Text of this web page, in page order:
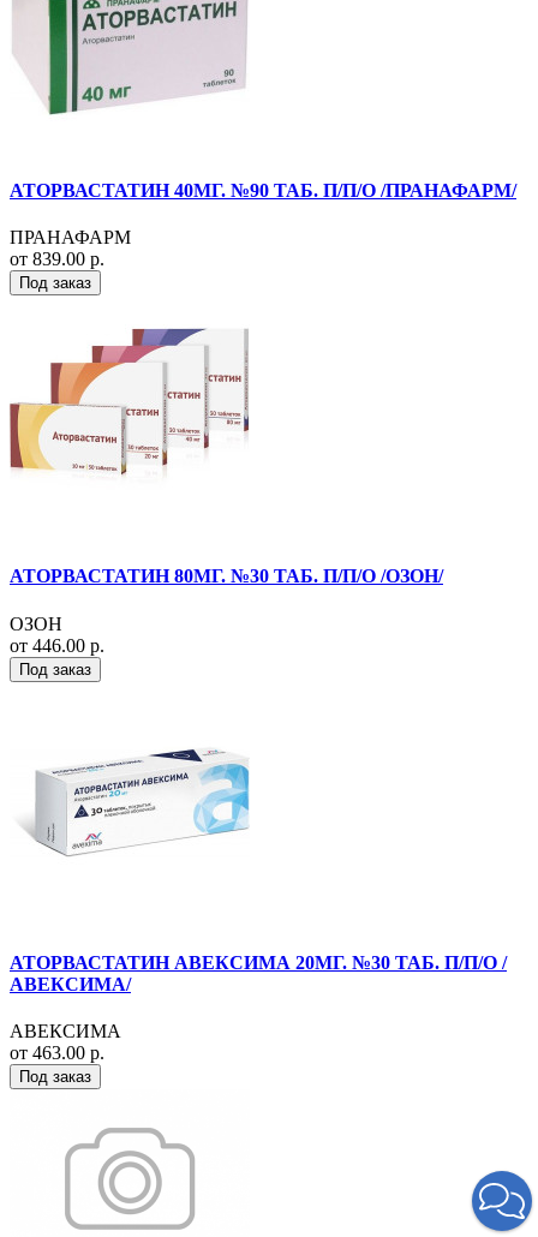
АТОРВАСТАТИН 40МГ. №90 ТАБ. П/П/О /ПРАНАФАРМ/
ПРАНАФАРМ
от 839.00 р.
Под заказ
АТОРВАСТАТИН 80МГ. №30 ТАБ. П/П/О /ОЗОН/
ОЗОН
от 446.00 р.
Под заказ
АТОРВАСТАТИН АВЕКСИМА 20МГ. №30 ТАБ. П/П/О /
АВЕКСИМА/
АВЕКСИМА
от 463.00 р.
Под заказ